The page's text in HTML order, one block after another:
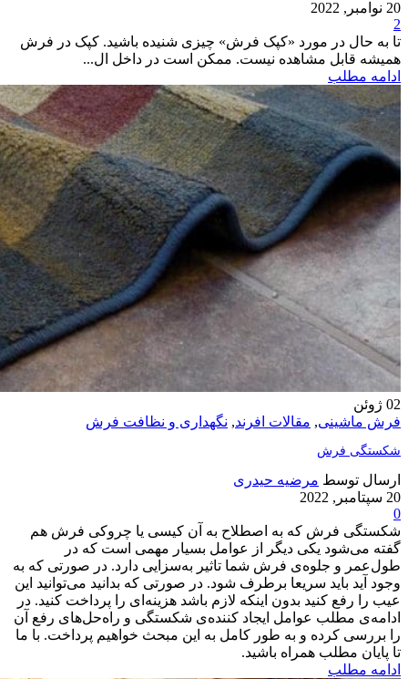
20 نوامبر, 2022
2
تا به حال در مورد «کپک فرش» چیزی شنیده باشید. کپک در فرش
همیشه قابل مشاهده نیست. ممکن است در داخل ال...
ادامه مطلب
02 ژوئن
فرش ماشینی, مقالات افرند, نگهداری و نظافت فرش
شکستگی فرش
ارسال توسط مرضیه حیدری
20 سپتامبر, 2022
0
شکستگی فرش که به اصطلاح به آن کیسی یا چروکی فرش هم
گفته می‌شود یکی‌ دیگر از عوامل بسیار مهمی است که در
طول‌عمر و جلوه‌ی فرش شما تاثیر به‌سزایی دارد. در صورتی که به
وجود آید باید سریعا برطرف شود. در صورتی که بدانید می‌توانید این
عیب را رفع کنید بدون اینکه لازم باشد هزینه‌ای را پرداخت کنید. در
ادامه‌ی مطلب عوامل ایجاد کننده‌ی شکستگی و راه‌حل‌های رفع آن
را بررسی کرده و به طور کامل به این مبحث خواهیم پرداخت. با ما
تا پایان مطلب همراه باشید.
ادامه مطلب